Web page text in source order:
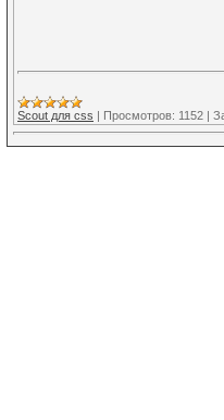
Scout для css | Просмотров: 1152 |